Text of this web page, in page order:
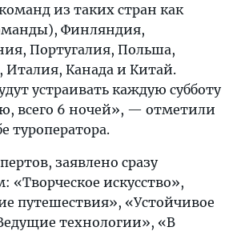
из таких стран как
Финляндия,
Португалия, Польша,
Канада и Китай.
устраивать каждую субботу
всего 6 ночей», — отметили
туроператора.
заявлено сразу
«Творческое искусство»,
путешествия», «Устойчивое
технологии», «В